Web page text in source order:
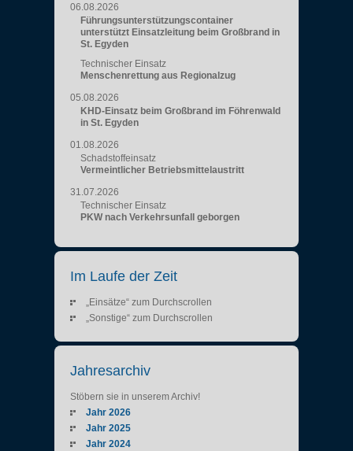
06.08.2026
Führungsunterstützungscontainer
unterstützt Einsatzleitung beim Großbrand in
St. Egyden
Technischer Einsatz
Menschenrettung aus Regionalzug
05.08.2026
KHD-Einsatz beim Großbrand im Föhrenwald
in St. Egyden
01.08.2026
Schadstoffeinsatz
Vermeintlicher Betriebsmittelaustritt
31.07.2026
Technischer Einsatz
PKW nach Verkehrsunfall geborgen
Im Laufe der Zeit
„Einsätze“ zum Durchscrollen
„Sonstige“ zum Durchscrollen
Jahresarchiv
Stöbern sie in unserem Archiv!
Jahr 2026
Jahr 2025
Jahr 2024